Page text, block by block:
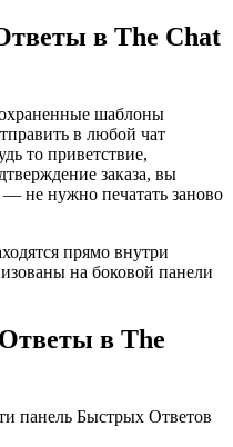
в The Chat
шаблоны
в любой чат
то приветствие,
заказа, вы
не нужно печатать заново
прямо внутри
на боковой панели
в The
панель Быстрых Ответов